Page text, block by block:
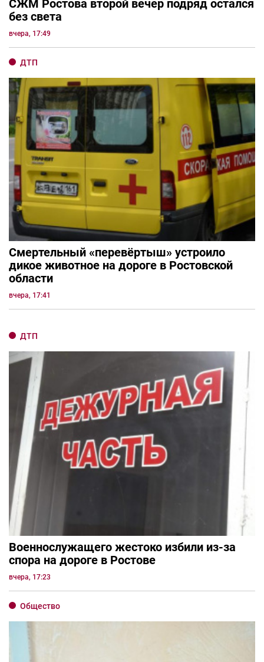
СЖМ Ростова второй вечер подряд остался
без света
вчера, 17:49
ДТП
Смертельный «перевёртыш» устроило
дикое животное на дороге в Ростовской
области
вчера, 17:41
ДТП
Военнослужащего жестоко избили из-за
спора на дороге в Ростове
вчера, 17:23
Общество